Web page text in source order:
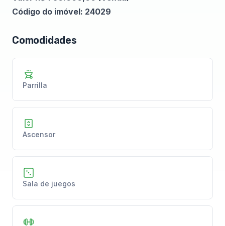
Código do imóvel: 24029
Comodidades
Parrilla
Ascensor
Sala de juegos